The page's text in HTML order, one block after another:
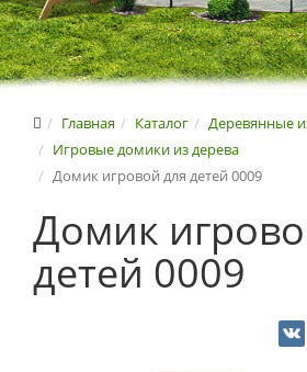
Главная Каталог
Деревянные
Игровые домики из дерева
Домик игровой для детей 0009
Домик
детей 0009